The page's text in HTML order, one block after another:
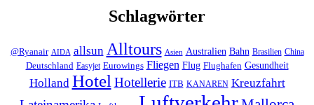
Schlagwörter
@Ryanair AIDA allsun Alltours Asien Australien Bahn Brasilien China
Deutschland Easyjet Eurowings Fliegen Flug Flughafen Gesundheit
Holland Hotel Hotellerie ITB KANAREN Kreuzfahrt